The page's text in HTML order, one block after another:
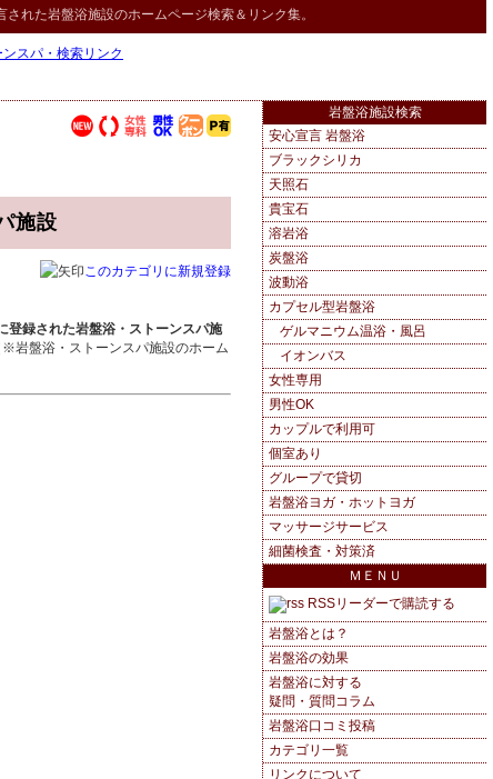
された岩盤浴施設のホームページ検索＆リンク集。
施設
このカテゴリに新規登録
登録された岩盤浴・ストーンスパ施
岩盤浴・ストーンスパ施設のホーム
岩盤浴施設検索
安心宣言 岩盤浴
ブラックシリカ
天照石
貴宝石
溶岩浴
炭盤浴
波動浴
カプセル型岩盤浴
ゲルマニウム温浴・風呂
イオンバス
女性専用
男性OK
カップルで利用可
個室あり
グループで貸切
岩盤浴ヨガ・ホットヨガ
マッサージサービス
細菌検査・対策済
ＭＥＮＵ
RSSリーダーで購読する
岩盤浴とは？
岩盤浴の効果
岩盤浴に対する
疑問・質問コラム
岩盤浴口コミ投稿
カテゴリ一覧
リンクについて